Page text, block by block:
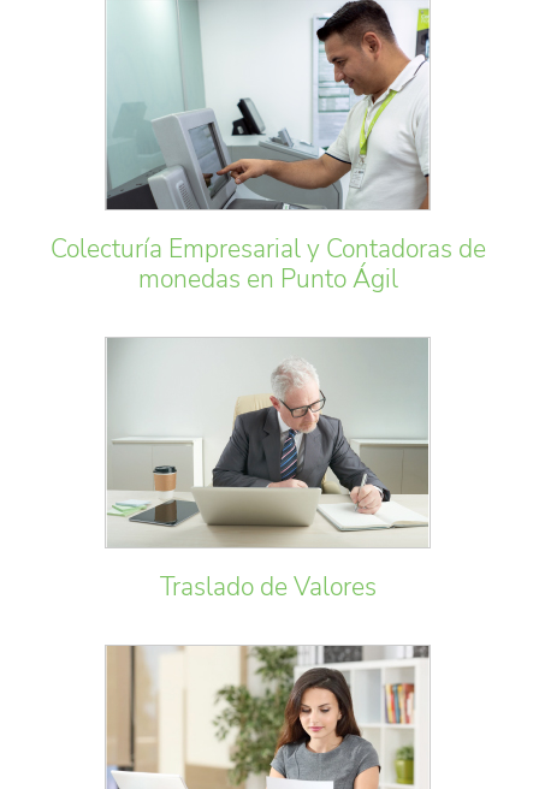
Colecturía Empresarial y Contadoras de
monedas en Punto Ágil
Traslado de Valores